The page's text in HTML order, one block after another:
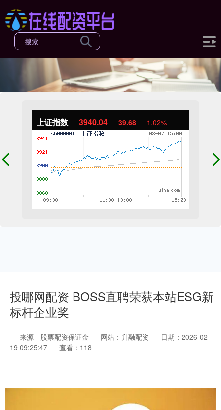
上证指数 3940.04 39.68 1.02%
投哪网配资 BOSS直聘荣获本站ESG新
标杆企业奖
来源：股票配资保证金 网站：升融配资
日期：2026-02-
19 09:25:47
查看：118